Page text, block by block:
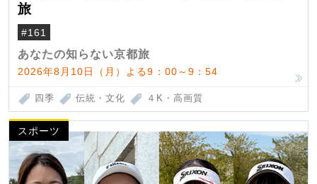
旅
#161
あなたの知らない京都旅
2026年8月10日（月）よる9：00～9：54
四季 伝統・文化 ４K・高画質
スポーツ